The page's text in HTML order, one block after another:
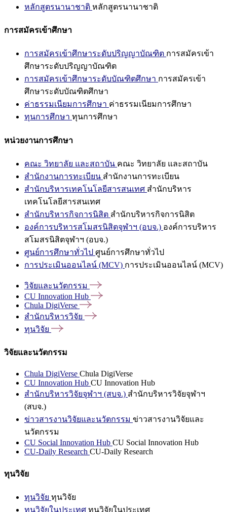
หลักสูตรนานาชาติ หลักสูตรนานาชาติ
การสมัครเข้าศึกษา
การสมัครเข้าศึกษาระดับปริญญาบัณฑิต การสมัครเข้า
ศึกษาระดับปริญญาบัณฑิต
การสมัครเข้าศึกษาระดับบัณฑิตศึกษา การสมัครเข้า
ศึกษาระดับบัณฑิตศึกษา
ค่าธรรมเนียมการศึกษา ค่าธรรมเนียมการศึกษา
ทุนการศึกษา ทุนการศึกษา
หน่วยงานการศึกษา
คณะ วิทยาลัย และสถาบัน คณะ วิทยาลัย และสถาบัน
สำนักงานการทะเบียน สำนักงานการทะเบียน
สำนักบริหารเทคโนโลยีสารสนเทศ สำนักบริหาร
เทคโนโลยีสารสนเทศ
สำนักบริหารกิจการนิสิต สำนักบริหารกิจการนิสิต
องค์การบริหารสโมสรนิสิตจุฬาฯ (อบจ.) องค์การบริหาร
สโมสรนิสิตจุฬาฯ (อบจ.)
ศูนย์การศึกษาทั่วไป ศูนย์การศึกษาทั่วไป
การประเมินออนไลน์ (MCV) การประเมินออนไลน์ (MCV)
วิจัยและนวัตกรรม
CU Innovation Hub
Chula DigiVerse
สำนักบริหารวิจัย
ทุนวิจัย
วิจัยและนวัตกรรม
Chula DigiVerse Chula DigiVerse
CU Innovation Hub CU Innovation Hub
สำนักบริหารวิจัยจุฬาฯ (สบจ.) สำนักบริหารวิจัยจุฬาฯ
(สบจ.)
ข่าวสารงานวิจัยและนวัตกรรม ข่าวสารงานวิจัยและ
นวัตกรรม
CU Social Innovation Hub CU Social Innovation Hub
CU-Daily Research CU-Daily Research
ทุนวิจัย
ทุนวิจัย ทุนวิจัย
ทุนวิจัยในประเทศ ทุนวิจัยในประเทศ